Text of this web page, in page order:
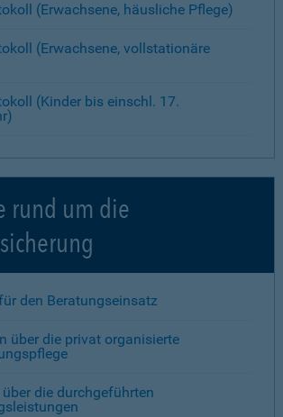
(Erwachsene, häusliche Pflege)
(Erwachsene, vollstationäre
(Kinder bis einschl. 17.
rund um die
den Beratungseinsatz
über die privat organisierte
die durchgeführten